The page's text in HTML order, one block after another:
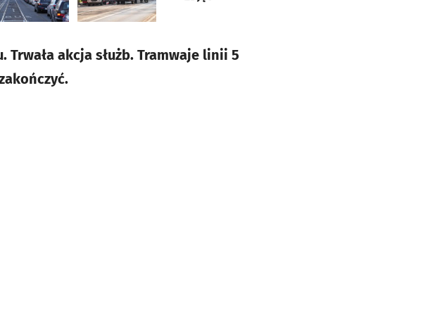
Trwała akcja służb. Tramwaje linii 5